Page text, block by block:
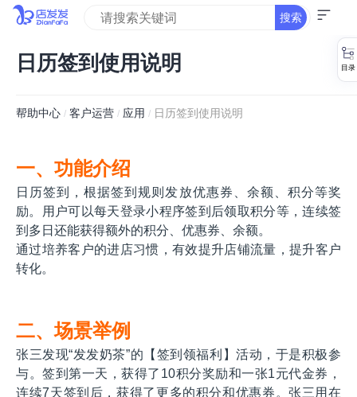
搜索
日历签到使用说明
帮助中心 / 客户运营 / 应用 / 日历签到使用说明
一、功能介绍
日历签到，根据签到规则发放优惠券、余额、积分等奖
励。用户可以每天登录小程序签到后领取积分等，连续签
到多日还能获得额外的积分、优惠券、余额。
通过培养客户的进店习惯，有效提升店铺流量，提升客户
转化。
二、场景举例
张三发现“发发奶茶”的【签到领福利】活动，于是积极参
与。签到第一天，获得了10积分奖励和一张1元代金券，
连续7天签到后，获得了更多的积分和优惠券。张三用在